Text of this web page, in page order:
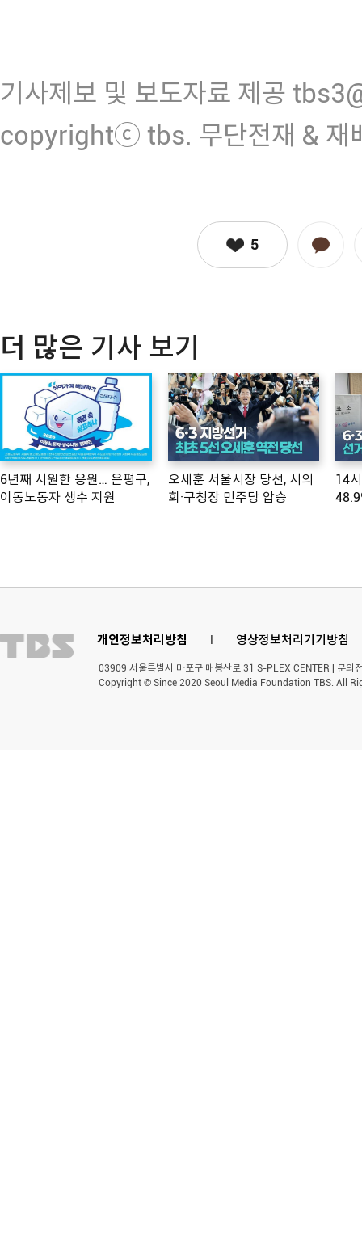
기사제보 및 보도자료 제공
copyrightⓒ tbs. 무단전재 & 재
5
더 많은 기사 보기
6년째 시원한 응원… 은평구,
이동노동자 생수 지원
오세훈 서울시장 당선, 시의
회·구청장 민주당 압승
14
개인정보처리방침 l 영상정보처리기기방침
03909 서울특별시 마포구 매봉산로 31 S-PLEX CENTER | 문
Copyright © Since 2020 Seoul Media Foundation TBS. All